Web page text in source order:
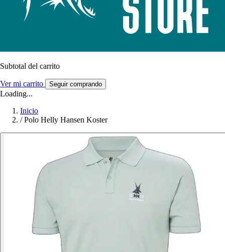
Subtotal del carrito
Ver mi carrito Seguir comprando
Loading...
Inicio
/ Polo Helly Hansen Koster